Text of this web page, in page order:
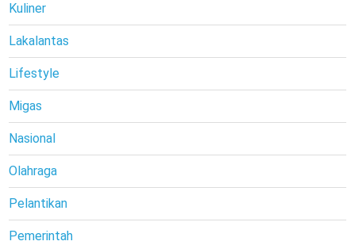
Kuliner
Lakalantas
Lifestyle
Migas
Nasional
Olahraga
Pelantikan
Pemerintah